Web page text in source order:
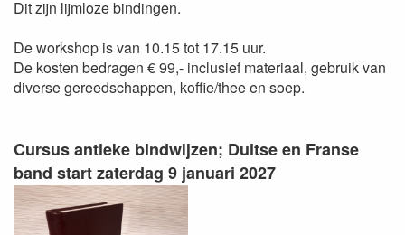
Dit zijn lijmloze bindingen.
De workshop is van 10.15 tot 17.15 uur.
De kosten bedragen € 99,- inclusief materiaal, gebruik van
diverse gereedschappen, koffie/thee en soep.
Cursus antieke bindwijzen; Duitse en Franse
band start zaterdag 9 januari 2027